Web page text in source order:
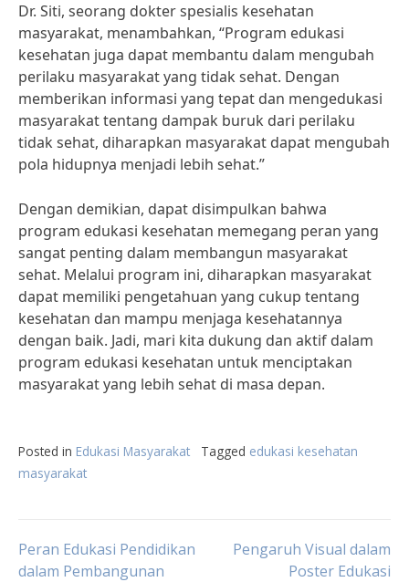
Dr. Siti, seorang dokter spesialis kesehatan
masyarakat, menambahkan, “Program edukasi
kesehatan juga dapat membantu dalam mengubah
perilaku masyarakat yang tidak sehat. Dengan
memberikan informasi yang tepat dan mengedukasi
masyarakat tentang dampak buruk dari perilaku
tidak sehat, diharapkan masyarakat dapat mengubah
pola hidupnya menjadi lebih sehat.”
Dengan demikian, dapat disimpulkan bahwa
program edukasi kesehatan memegang peran yang
sangat penting dalam membangun masyarakat
sehat. Melalui program ini, diharapkan masyarakat
dapat memiliki pengetahuan yang cukup tentang
kesehatan dan mampu menjaga kesehatannya
dengan baik. Jadi, mari kita dukung dan aktif dalam
program edukasi kesehatan untuk menciptakan
masyarakat yang lebih sehat di masa depan.
Posted in Edukasi Masyarakat Tagged edukasi kesehatan
masyarakat
Post
Peran Edukasi Pendidikan
dalam Pembangunan
Pengaruh Visual dalam
Poster Edukasi